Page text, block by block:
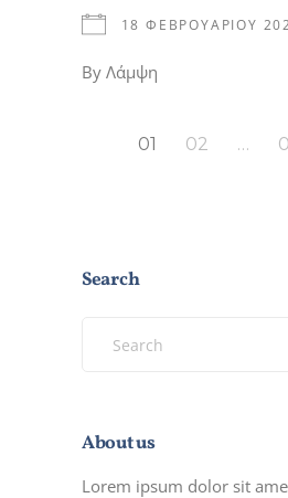
18 ΦΕΒΡΟΥΑΡΊΟΥ
By Λάμψη
01 02 …
Search
for:
About us
Lorem ipsum dolor sit